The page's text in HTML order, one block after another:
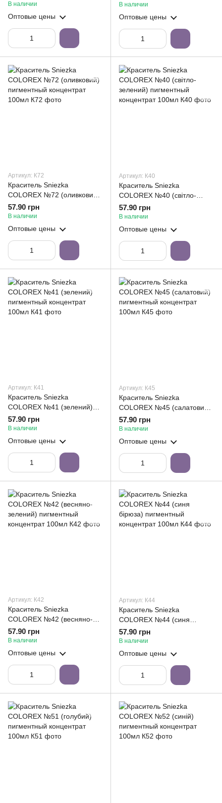
концентрат 100мл
В наличии
Оптовые цены
концентрат 100мл
В наличии
Оптовые цены
Артикул: К72
Краситель Sniezka
COLOREX №72 (оливковий)
пигментный концентрат
100мл
57.90 грн
В наличии
Оптовые цены
Артикул: К40
Краситель Sniezka
COLOREX №40 (світло-
зелений) пигментный
концентрат 100мл
57.90 грн
В наличии
Оптовые цены
Артикул: К41
Краситель Sniezka
COLOREX №41 (зелений)
пигментный концентрат
100мл
57.90 грн
В наличии
Оптовые цены
Артикул: К45
Краситель Sniezka
COLOREX №45 (салатовий)
пигментный концентрат
100мл
57.90 грн
В наличии
Оптовые цены
Артикул: К42
Краситель Sniezka
COLOREX №42 (весняно-
зелений) пигментный
концентрат 100мл
57.90 грн
В наличии
Оптовые цены
Артикул: К44
Краситель Sniezka
COLOREX №44 (синя
бірюза) пигментный
концентрат 100мл
57.90 грн
В наличии
Оптовые цены